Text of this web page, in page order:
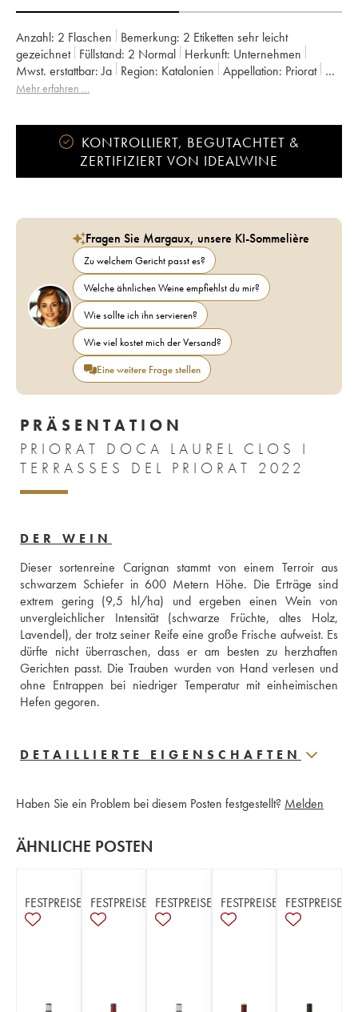
Anzahl: 2 Flaschen Bemerkung: 2 Etiketten sehr leicht
gezeichnet Füllstand: 2 Normal Herkunft:
unternehmen
Mwst. erstattbar: ja Region: Katalonien Appellation:
Priorat
Klassifizierung:
Mehr erfahren …
KONTROLLIERT, BEGUTACHTET &
ZERTIFIZIERT VON IDEALWINE
Fragen Sie Margaux, unsere KI-Sommelière
Zu welchem Gericht passt es?
Welche ähnlichen Weine empfiehlst du mir?
Wie sollte ich ihn servieren?
Wie viel kostet mich der Versand?
Eine weitere Frage stellen
PRÄSENTATION
PRIORAT DOCA LAUREL CLOS I
TERRASSES DEL PRIORAT 2022
DER WEIN
Dieser sortenreine Carignan stammt von einem Terroir aus
schwarzem Schiefer in 600 Metern Höhe. Die Erträge sind
extrem gering (9,5 hl/ha) und ergeben einen Wein von
unvergleichlicher Intensität (schwarze Früchte, altes Holz,
Lavendel), der trotz seiner Reife eine große Frische aufweist. Es
dürfte nicht überraschen, dass er am besten zu herzhaften
Gerichten passt. Die Trauben wurden von Hand verlesen und
ohne Entrappen bei niedriger Temperatur mit einheimischen
Hefen gegoren.
DETAILLIERTE EIGENSCHAFTEN
Haben Sie ein Problem bei diesem Posten festgestellt? Melden
ÄHNLICHE POSTEN
FESTPREISE FESTPREISE FESTPREISE FESTPREISE FESTPREISE